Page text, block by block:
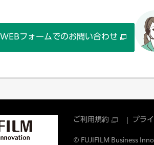
WEBフォームでのお問い合わせ
ご利用規約 プラ
© FUJIFILM Business